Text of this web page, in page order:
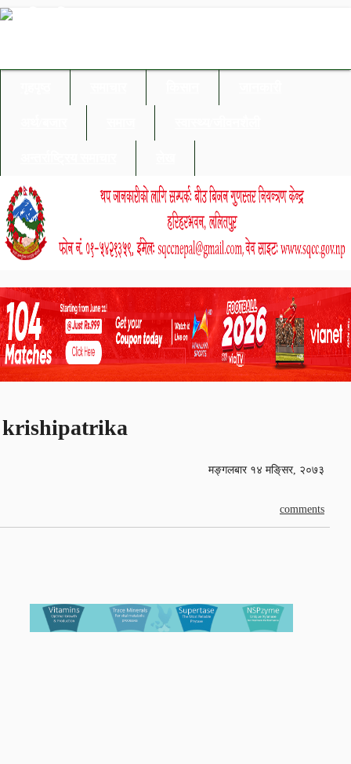
krishipatrika
मङ्गलबार १४ मङि्सर, २०७३
comments